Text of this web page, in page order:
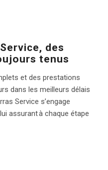
des
tenus
et des prestations
dans les meilleurs délais
Service s’engage
assurant à chaque étape